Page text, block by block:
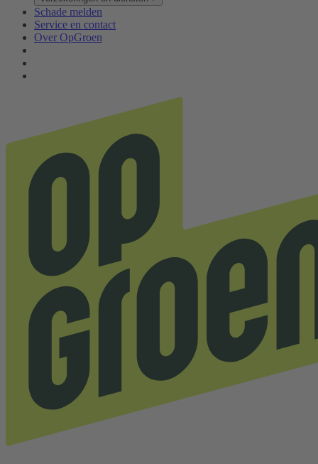
Schade melden
Service en contact
Over OpGroen